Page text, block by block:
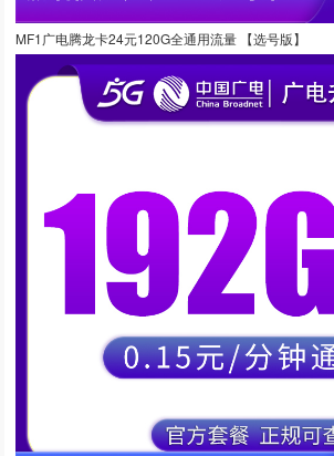
MF1广电腾龙卡24元120G全通用流量 【选号版】